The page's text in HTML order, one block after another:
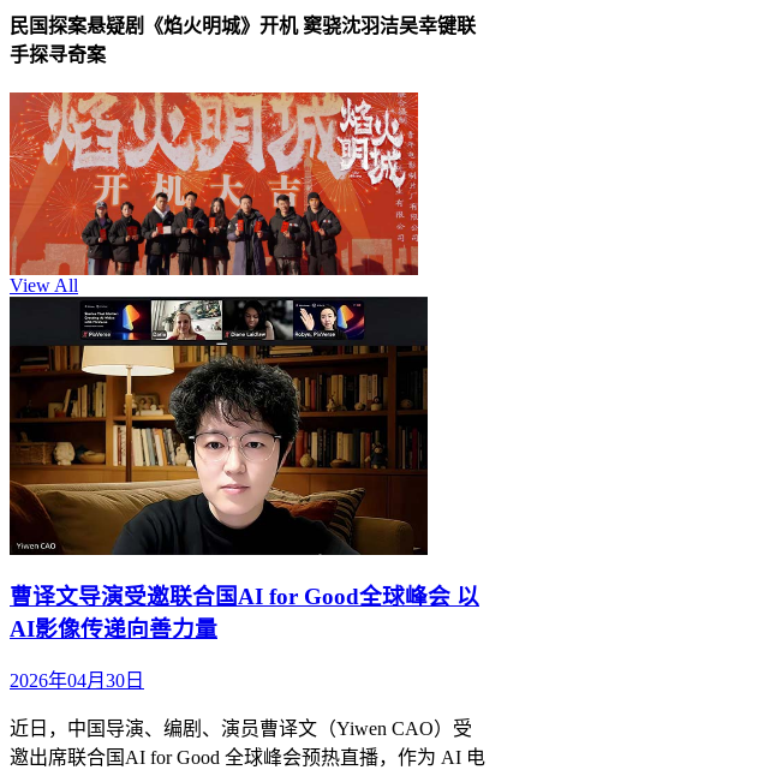
民国探案悬疑剧《焰火明城》开机 窦骁沈羽洁吴幸键联
手探寻奇案
View All
曹译文导演受邀联合国AI for Good全球峰会 以
AI影像传递向善力量
2026年04月30日
近日，中国导演、编剧、演员曹译文（Yiwen CAO）受
邀出席联合国AI for Good 全球峰会预热直播，作为 AI 电